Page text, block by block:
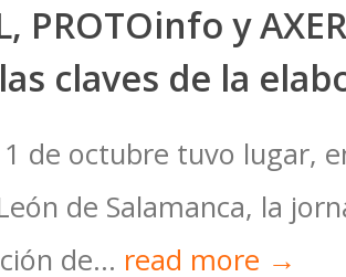
PROTOinfo y
claves de la
1 de octubre tuvo lugar,
de Salamanca, la
de... read more →